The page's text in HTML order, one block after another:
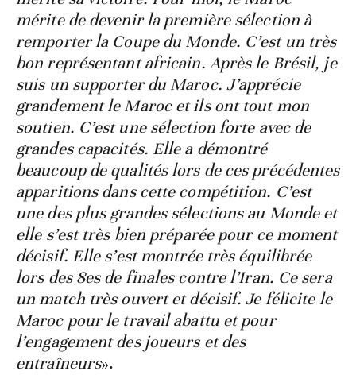
mérite de devenir la première sélection à
remporter la Coupe du Monde. C’est un très
bon représentant africain. Après le Brésil, je
suis un supporter du Maroc. J’apprécie
grandement le Maroc et ils ont tout mon
soutien. C’est une sélection forte avec de
grandes capacités. Elle a démontré
beaucoup de qualités lors de ces précédentes
apparitions dans cette compétition. C’est
une des plus grandes sélections au Monde et
elle s’est très bien préparée pour ce moment
décisif. Elle s’est montrée très équilibrée
lors des 8es de finales contre l’Iran. Ce sera
un match très ouvert et décisif. Je félicite le
Maroc pour le travail abattu et pour
l’engagement des joueurs et des
entraîneurs».